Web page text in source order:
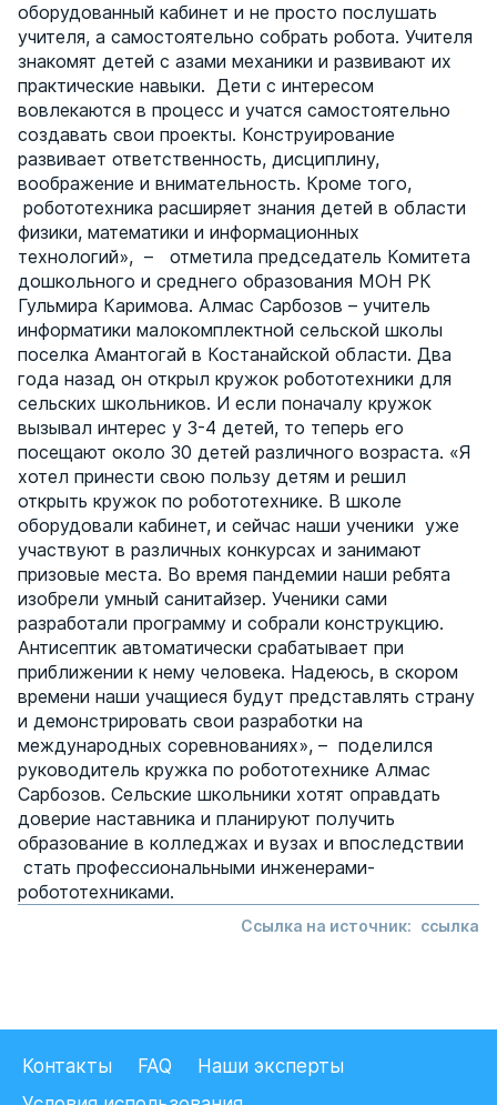
оборудованный кабинет и не просто послушать
учителя, а самостоятельно собрать робота. Учителя
знакомят детей с азами механики и развивают их
практические навыки. Дети с интересом
вовлекаются в процесс и учатся самостоятельно
создавать свои проекты. Конструирование
развивает ответственность, дисциплину,
воображение и внимательность. Кроме того,
робототехника расширяет знания детей в области
физики, математики и информационных
технологий», – отметила председатель Комитета
дошкольного и среднего образования МОН РК
Гульмира Каримова. Алмас Сарбозов – учитель
информатики малокомплектной сельской школы
поселка Амантогай в Костанайской области. Два
года назад он открыл кружок робототехники для
сельских школьников. И если поначалу кружок
вызывал интерес у 3-4 детей, то теперь его
посещают около 30 детей различного возраста. «Я
хотел принести свою пользу детям и решил
открыть кружок по робототехнике. В школе
оборудовали кабинет, и сейчас наши ученики уже
участвуют в различных конкурсах и занимают
призовые места. Во время пандемии наши ребята
изобрели умный санитайзер. Ученики сами
разработали программу и собрали конструкцию.
Антисептик автоматически срабатывает при
приближении к нему человека. Надеюсь, в скором
времени наши учащиеся будут представлять страну
и демонстрировать свои разработки на
международных соревнованиях», – поделился
руководитель кружка по робототехнике Алмас
Сарбозов. Сельские школьники хотят оправдать
доверие наставника и планируют получить
образование в колледжах и вузах и впоследствии
стать профессиональными инженерами-
робототехниками.
Ссылка на источник: cсылка
Контакты FAQ
Наши эксперты